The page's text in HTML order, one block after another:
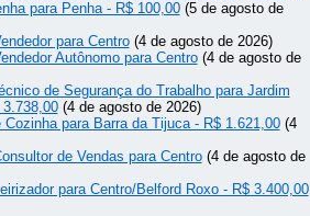
para Penha - R$ 100,00(5 de agosto de
para Centro(4 de agosto de 2026)
Autônomo para Centro(4 de agosto de
de Segurança do Trabalho para Jardim
(4 de agosto de 2026)
para Barra da Tijuca - R$ 1.621,00(4
de Vendas para Centro(4 de agosto de
para Centro/Belford Roxo - R$ 3.400,00